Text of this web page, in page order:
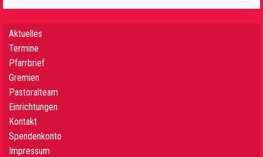
Aktuelles
Termine
Pfarrbrief
Gremien
Pastoralteam
Einrichtungen
Kontakt
Spendenkonto
Impressum